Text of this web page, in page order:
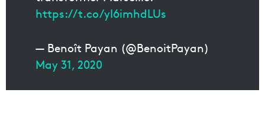
https://t.co/yI6imhdLUs
— Benoît Payan (@BenoitPayan)
May 31, 2020